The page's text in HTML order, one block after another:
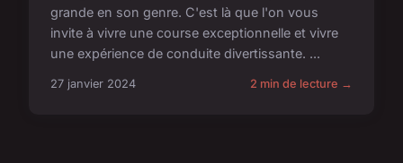
grande en son genre. C'est là que l'on vous
invite à vivre une course exceptionnelle et vivre
une expérience de conduite divertissante. ...
27 janvier 2024 2 min de lecture →